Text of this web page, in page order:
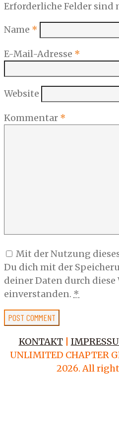
Erforderliche Felder sind
Name *
E-Mail-Adresse *
Website
Kommentar *
Mit der Nutzung
Du dich mit der
deiner Daten durch diese
einverstanden. *
KONTAKT
UNLIMITED CHAPTER
2026. All